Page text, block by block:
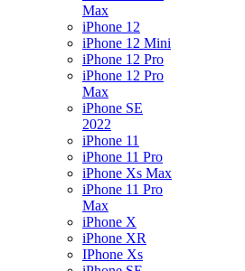
Max
iPhone 12
iPhone 12 Mini
iPhone 12 Pro
iPhone 12 Pro
Max
iPhone SE
2022
iPhone 11
iPhone 11 Pro
iPhone Xs Max
iPhone 11 Pro
Max
iPhone X
iPhone XR
IPhone Xs